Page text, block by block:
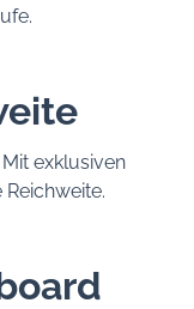
exklusiven